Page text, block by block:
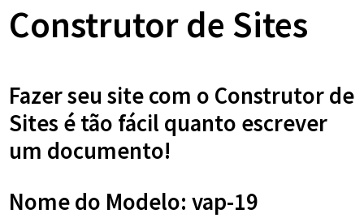
Construtor de Sites
Fazer seu site com o Construtor de
Sites é tão fácil quanto escrever
um documento!
Nome do Modelo: vap-19